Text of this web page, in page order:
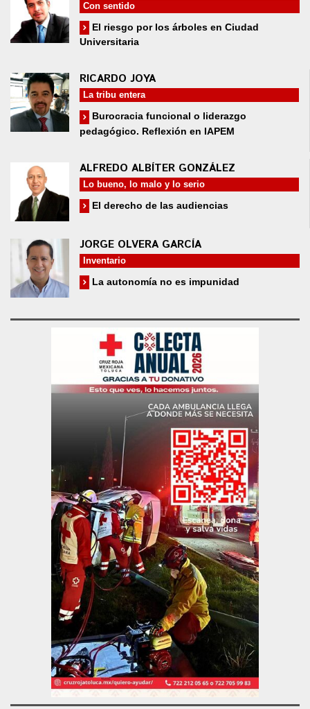
Con sentido
El riesgo por los árboles en Ciudad
Universitaria
RICARDO JOYA
La tribu entera
Burocracia funcional o liderazgo
pedagógico. Reflexión en IAPEM
ALFREDO ALBÍTER GONZÁLEZ
Lo bueno, lo malo y lo serio
El derecho de las audiencias
JORGE OLVERA GARCÍA
Inventario
La autonomía no es impunidad